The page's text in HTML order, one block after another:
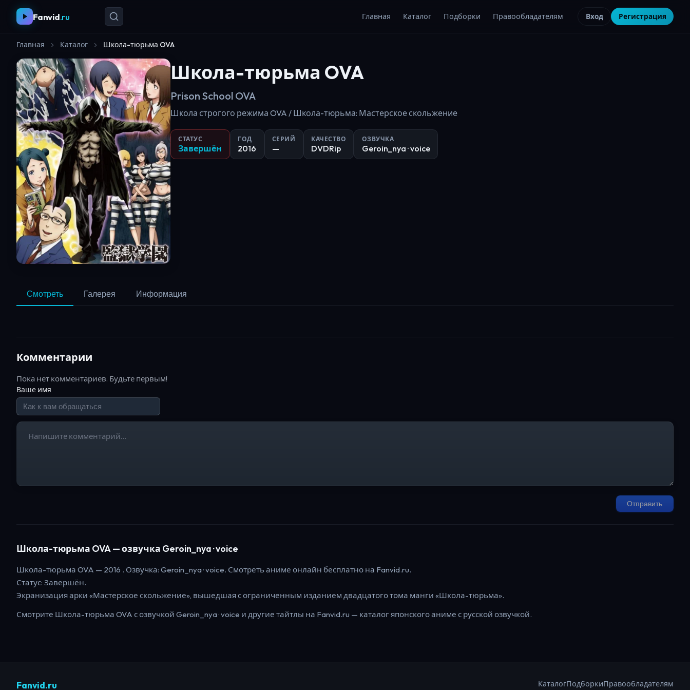
Fanvid.ru Главная Каталог Подборки Правообладателям Вход Регистрация
Главная Каталог Школа-тюрьма OVA
Школа-тюрьма OVA
Prison School OVA
Школа строгого режима OVA / Школа-тюрьма: Мастерское скольжение
СТАТУС
Завершён
ГОД
2016
СЕРИЙ
—
КАЧЕСТВО
DVDRip
ОЗВУЧКА
Geroin_nya · voice
Смотреть Галерея Информация
Комментарии
Пока нет комментариев. Будьте первым!
Ваше имя
Отправить
Школа-тюрьма OVA— озвучка Geroin_nya · voice
Школа-тюрьма OVA — 2016 . Озвучка: Geroin_nya · voice. Смотреть аниме онлайн бесплатно на Fanvid.ru.
Статус: Завершён.
Экранизация арки «Мастерское скольжение», вышедшая с ограниченным изданием двадцатого тома манги «Школа-тюрьма».
Смотрите Школа-тюрьма OVA с озвучкой Geroin_nya · voice и другие тайтлы на Fanvid.ru — каталог японского аниме с русской озвучкой.
Fanvid.ru КаталогПодборкиПравообладателям